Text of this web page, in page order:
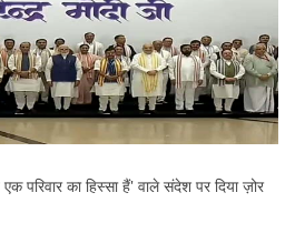
परिवार का हिस्सा हैं' वाले संदेश पर दिया ज़ोर